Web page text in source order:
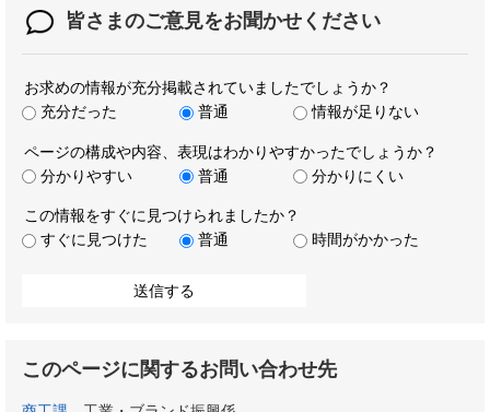
皆さまのご意見をお聞かせください
お求めの情報が充分掲載されていましたでしょうか？
充分だった
普通 情報が足りない
ページの構成や内容、表現はわかりやすかったでしょうか？
分かりやすい
普通 分かりにくい
この情報をすぐに見つけられましたか？
すぐに見つけた
普通 時間がかかった
このページに関するお問い合わせ先